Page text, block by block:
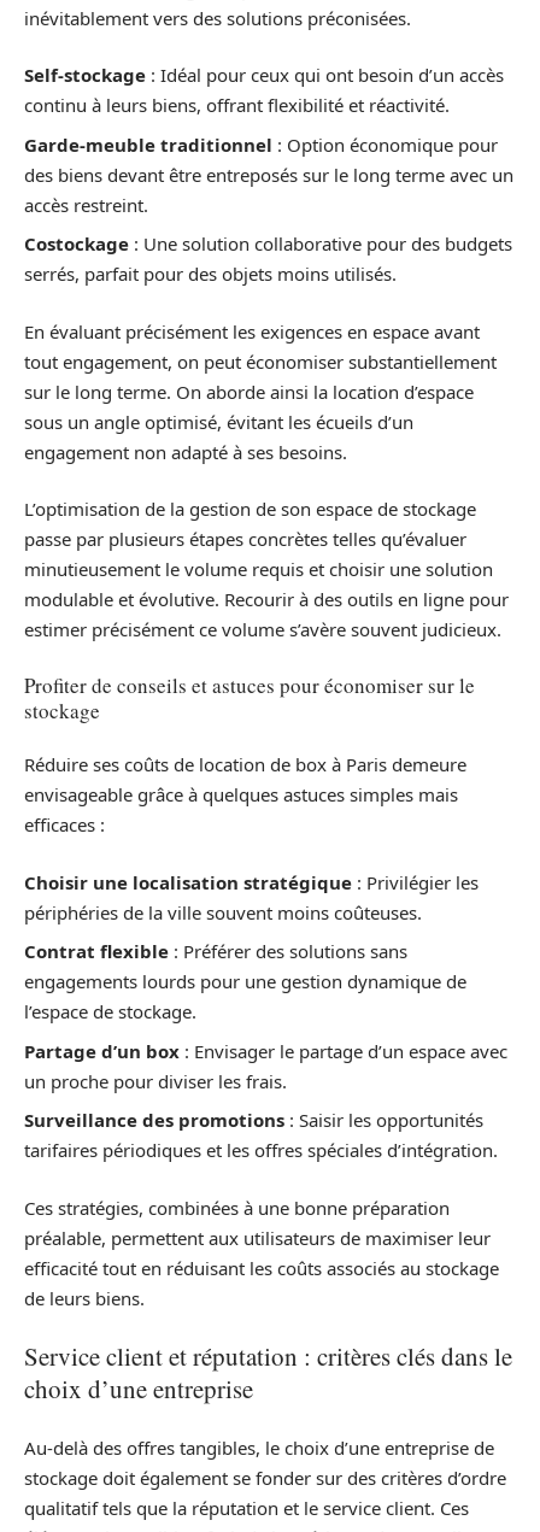
inévitablement vers des solutions préconisées.
Self-stockage : Idéal pour ceux qui ont besoin d’un accès
continu à leurs biens, offrant flexibilité et réactivité.
Garde-meuble traditionnel : Option économique pour
des biens devant être entreposés sur le long terme avec un
accès restreint.
Costockage : Une solution collaborative pour des budgets
serrés, parfait pour des objets moins utilisés.
En évaluant précisément les exigences en espace avant
tout engagement, on peut économiser substantiellement
sur le long terme. On aborde ainsi la location d’espace
sous un angle optimisé, évitant les écueils d’un
engagement non adapté à ses besoins.
L’optimisation de la gestion de son espace de stockage
passe par plusieurs étapes concrètes telles qu’évaluer
minutieusement le volume requis et choisir une solution
modulable et évolutive. Recourir à des outils en ligne pour
estimer précisément ce volume s’avère souvent judicieux.
Profiter de conseils et astuces pour économiser sur le
stockage
Réduire ses coûts de location de box à Paris demeure
envisageable grâce à quelques astuces simples mais
efficaces :
Choisir une localisation stratégique : Privilégier les
périphéries de la ville souvent moins coûteuses.
Contrat flexible : Préférer des solutions sans
engagements lourds pour une gestion dynamique de
l’espace de stockage.
Partage d’un box : Envisager le partage d’un espace avec
un proche pour diviser les frais.
Surveillance des promotions : Saisir les opportunités
tarifaires périodiques et les offres spéciales d’intégration.
Ces stratégies, combinées à une bonne préparation
préalable, permettent aux utilisateurs de maximiser leur
efficacité tout en réduisant les coûts associés au stockage
de leurs biens.
Service client et réputation : critères clés dans le
choix d’une entreprise
Au-delà des offres tangibles, le choix d’une entreprise de
stockage doit également se fonder sur des critères d’ordre
qualitatif tels que la réputation et le service client. Ces